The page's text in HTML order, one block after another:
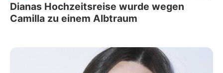
Dianas Hochzeitsreise wurde wegen
Camilla zu einem Albtraum